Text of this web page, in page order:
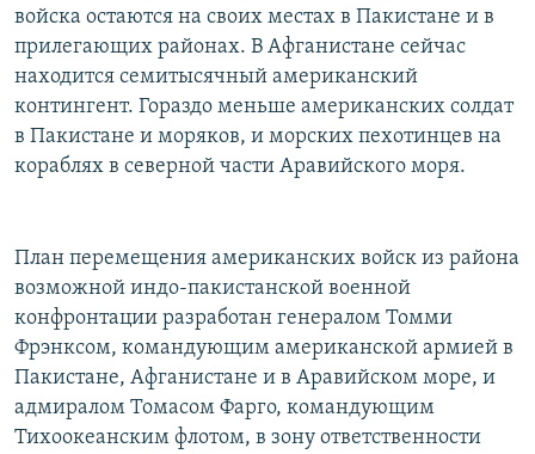
войска остаются на своих местах в Пакистане и в
прилегающих районах. В Афганистане сейчас
находится семитысячный американский
контингент. Гораздо меньше американских солдат
в Пакистане и моряков, и морских пехотинцев на
кораблях в северной части Аравийского моря.
План перемещения американских войск из района
возможной индо-пакистанской военной
конфронтации разработан генералом Томми
Фрэнксом, командующим американской армией в
Пакистане, Афганистане и в Аравийском море, и
адмиралом Томасом Фарго, командующим
Тихоокеанским флотом, в зону ответственности